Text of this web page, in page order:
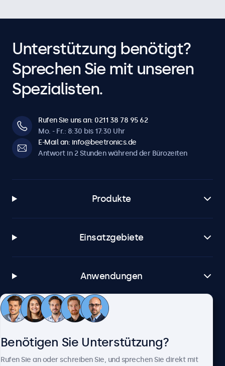
Unterstützung benötigt?
Sprechen Sie mit unseren
Spezialisten.
Rufen Sie uns an: 0211 38 78 95 62
Mo. - Fr.: 8:30 bis 17:30 Uhr
E-Mail an: info@beetronics.de
Antwort in 2 Stunden während der Bürozeiten
Produkte
Einsatzgebiete
Anwendungen
Kundenservice
Benötigen Sie Unterstützung?
Rufen Sie an oder schreiben Sie, und sprechen Sie direkt mit